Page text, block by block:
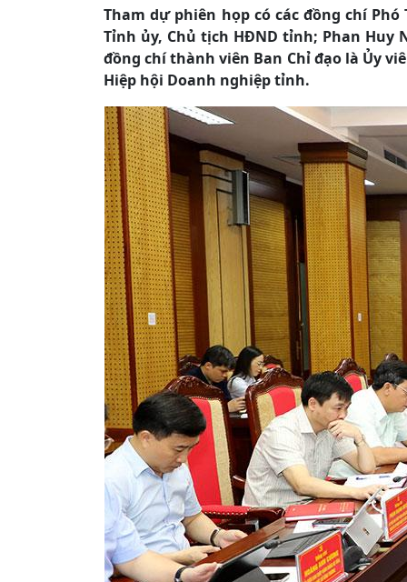
Tham dự phiên họp có các đồng chí
Tỉnh ủy, Chủ tịch HĐND tỉnh; Phan Huy
đồng chí thành viên Ban Chỉ đạo là Ủy
Hiệp hội Doanh nghiệp tỉnh.